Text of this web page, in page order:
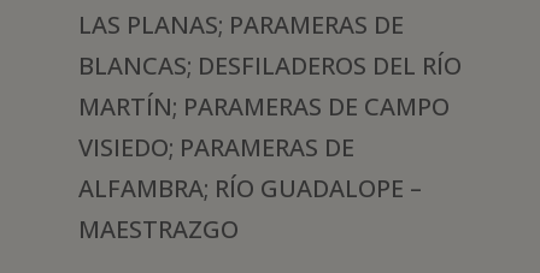
LAS PLANAS; PARAMERAS DE
BLANCAS; DESFILADEROS DEL RÍO
MARTÍN; PARAMERAS DE CAMPO
VISIEDO; PARAMERAS DE
ALFAMBRA; RÍO GUADALOPE –
MAESTRAZGO